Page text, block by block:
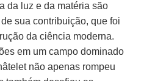
da luz e da matéria são
sua contribuição, que foi
da ciência moderna.
em um campo dominado
não apenas rompeu